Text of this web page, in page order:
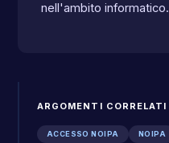
nell'ambito informatico.
ARGOMENTI CORRELATI
ACCESSO NOIPA NOIPA